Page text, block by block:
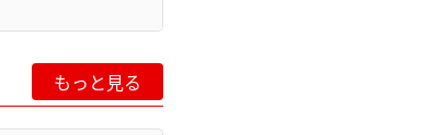
もっと見る